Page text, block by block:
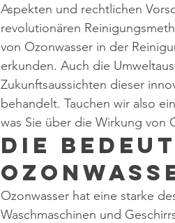
Aspekten und rechtlichen
revolutionären
von Ozonwasser in der
erkunden. Auch die
Zukunftsaussichten dieser
behandelt. Tauchen wir also
was Sie über die Wirkung von
Die
Ozonwasser hat eine starke
Waschmaschinen und